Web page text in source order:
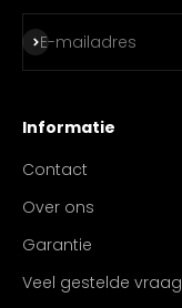
E-mailadres
Abonneren
Informatie
Contact
Over ons
Garantie
Veel gestelde vraag